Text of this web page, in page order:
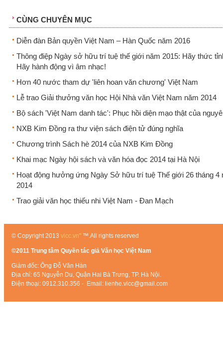
CÙNG CHUYÊN MỤC
Diễn đàn Bản quyền Việt Nam – Hàn Quốc năm 2016
Thông điệp Ngày sở hữu trí tuệ thế giới năm 2015: Hãy thức
Hãy hành động vì âm nhạc!
Hơn 40 nước tham dự 'liên hoan văn chương' Việt Nam
Lễ trao Giải thưởng văn học Hội Nhà văn Việt Nam năm 2014
Bộ sách 'Việt Nam danh tác': Phục hồi diện mạo thật của
NXB Kim Đồng ra thư viện sách điện tử đúng nghĩa
Chương trình Sách hè 2014 của NXB Kim Đồng
Khai mạc Ngày hội sách và văn hóa đọc 2014 tại Hà Nội
Hoạt động hưởng ứng Ngày Sở hữu trí tuệ Thế giới 26 tháng 4
2014
Trao giải văn học thiếu nhi Việt Nam - Đan Mạch
© Copyright 2013 vlcc.vn"™.All rights reserved
©2011 Trung tâm Quyền tác giả Văn học Việt Nam
Giám đốc: Ông Đỗ Văn Hàn
Địa chỉ: 65 Nguyễn Du, Quận Hai Bà Trưng, TP. Hà Nội.
Điện thoại: 0912.310.356 - Email: lienhe.vlcc@gmail.com